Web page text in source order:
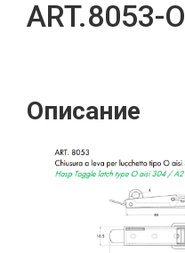
ART.8053-O
Описание